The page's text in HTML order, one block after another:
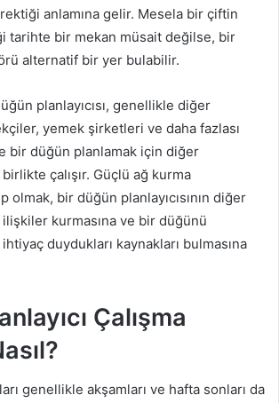
anlamına gelir. Mesela bir çiftin
tarihte bir mekan müsait değilse, bir
alternatif bir yer bulabilir.
planlayıcısı, genellikle diğer
yemek şirketleri ve daha fazlası
bir düğün planlamak için diğer
çalışır. Güçlü ağ kurma
olmak, bir düğün planlayıcısının diğer
kurmasına ve bir düğünü
duydukları kaynakları bulmasına
Çalışma
genellikle akşamları ve hafta sonları da